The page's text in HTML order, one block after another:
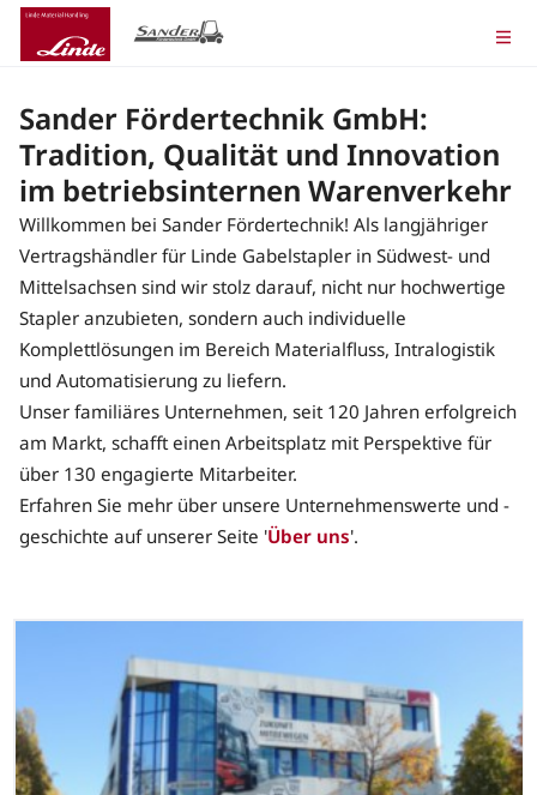
Sander Fördertechnik GmbH:
Tradition, Qualität und Innovation
im betriebsinternen Warenverkehr
Willkommen bei Sander Fördertechnik! Als langjähriger
Vertragshändler für Linde Gabelstapler in Südwest- und
Mittelsachsen sind wir stolz darauf, nicht nur hochwertige
Stapler anzubieten, sondern auch individuelle
Komplettlösungen im Bereich Materialfluss, Intralogistik
und Automatisierung zu liefern.
Unser familiäres Unternehmen, seit 120 Jahren erfolgreich
am Markt, schafft einen Arbeitsplatz mit Perspektive für
über 130 engagierte Mitarbeiter.
Erfahren Sie mehr über unsere Unternehmenswerte und -
geschichte auf unserer Seite 'Über uns'.